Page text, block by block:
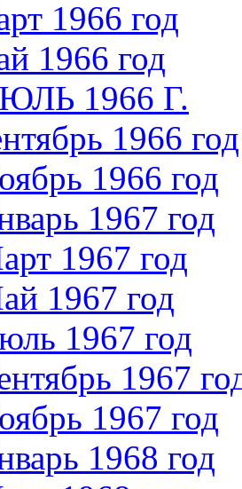
1966 год
1966 год
1966 Г.
1966 год
1966 год
1967 год
1967 год
1967 год
1967 год
1967
1967 год
1968 год